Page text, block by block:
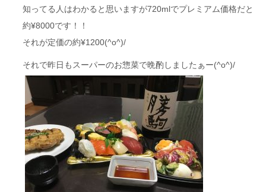
知ってる人はわかると思いますが720mlでプレミアム価格だと
約¥8000です！！
それが定価の約¥1200(^o^)/
それで昨日もスーパーのお惣菜で晩酌しましたぁー(^o^)/